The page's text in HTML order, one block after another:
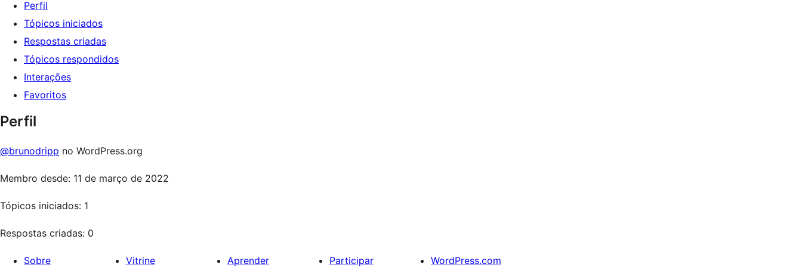
Perfil
Tópicos iniciados
Respostas criadas
Tópicos respondidos
Interações
Favoritos
Perfil
@brunodripp no WordPress.org
Membro desde: 11 de março de 2022
Tópicos iniciados: 1
Respostas criadas: 0
Sobre Vitrine Aprender Participar WordPress.com